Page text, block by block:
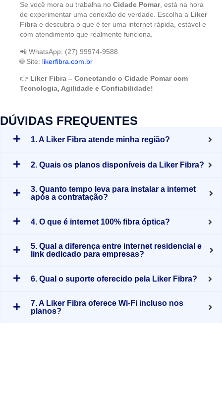
Se você mora ou trabalha no Cidade Pomar, está na hora
de experimentar uma conexão de verdade. Escolha a Liker
Fibra e descubra o que é ter uma internet rápida, estável e
com atendimento que realmente funciona.
📲 WhatsApp: (27) 99974-9588
🌐 Site: likerfibra.com.br
👉 Liker Fibra – Conectando o Cidade Pomar com
Tecnologia, Agilidade e Confiabilidade!
DÚVIDAS FREQUENTES
1. A Liker Fibra atende minha região?
2. Quais os planos disponíveis da Liker Fibra?
3. Quanto tempo leva para instalar a internet
após a contratação?
4. O que é internet 100% fibra óptica?
5. Qual a diferença entre internet residencial e
link dedicado para empresas?
6. Qual o suporte oferecido pela Liker Fibra?
7. A Liker Fibra oferece Wi-Fi incluso nos
planos?